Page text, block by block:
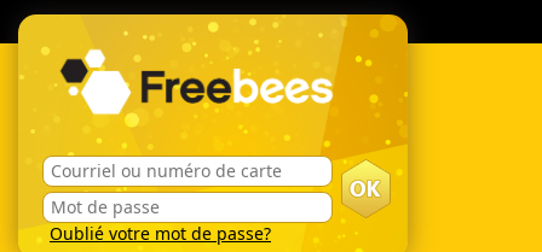
Oublié votre mot de passe?